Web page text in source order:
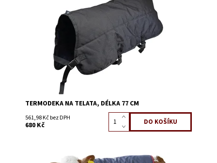
Skladem 22
3089C
TERMODEKA NA TELATA, DÉLKA 77 CM
561,98 Kč bez DPH
680 Kč